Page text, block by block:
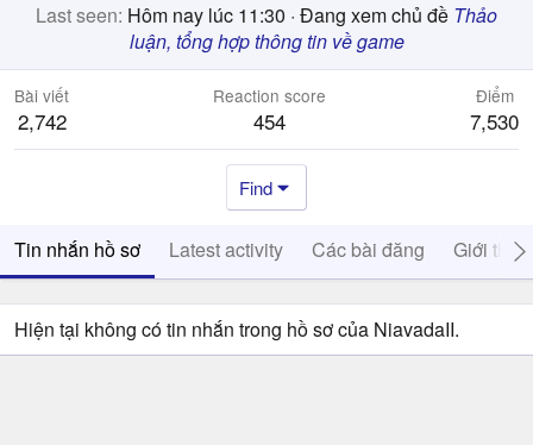
Last seen Hôm nay lúc 11:30 · Đang xem chủ đề Thảo
luận, tổng hợp thông tin về game
Bài viết
2,742
Reaction score
454
Điểm
7,530
Find
Tin nhắn hồ sơ Latest activity Các bài đăng Giới thiệu
Hiện tại không có tin nhắn trong hồ sơ của NiavadaII.